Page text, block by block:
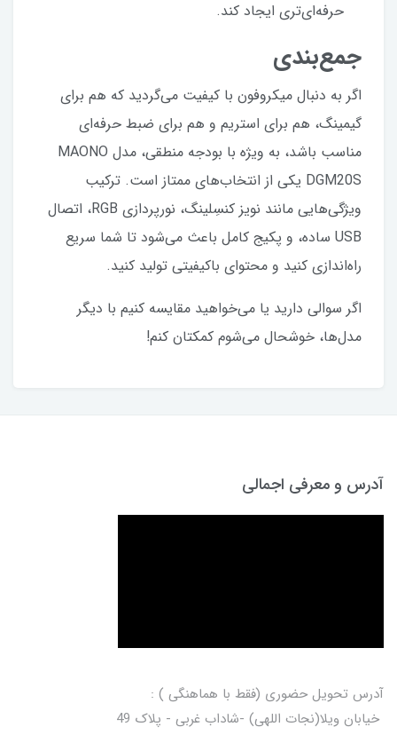
حرفه‌ای‌تری ایجاد کند.
جمع‌بندی
اگر به دنبال میکروفون با کیفیت می‌گردید که هم برای
گیمینگ، هم برای استریم و هم برای ضبط حرفه‌ای
مناسب باشد، به ویژه با بودجه منطقی، مدل MAONO
DGM20S یکی از انتخاب‌های ممتاز است. ترکیب
ویژگی‌هایی مانند نویز کنسِلینگ، نورپردازی RGB، اتصال
USB ساده، و پکیج کامل باعث می‌شود تا شما سریع
راه‌اندازی کنید و محتوای باکیفیتی تولید کنید.
اگر سوالی دارید یا می‌خواهید مقایسه کنیم با دیگر
مدل‌ها، خوشحال می‌شوم کمکتان کنم!
آدرس و معرفی اجمالی
آدرس تحویل حضوری (فقط با هماهنگی ) :
خیابان ویلا(نجات اللهی) -شاداب غربی - پلاک 49